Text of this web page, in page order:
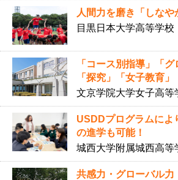
人間力を磨き「しな
目黒日本大学高等学校
「コース別指導」「グ
「探究」「女子教育」
文京学院大学女子高等
USDDプログラムによ
の進学も可能！
城西大学附属城西高等
共感力・グローバル力